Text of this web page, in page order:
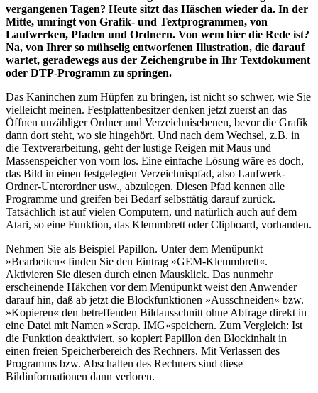
vergangenen Tagen? Heute sitzt das Häschen wieder da. In der
Mitte, umringt von Grafik- und Textprogrammen, von
Laufwerken, Pfaden und Ordnern. Von wem hier die Rede ist?
Na, von Ihrer so mühselig entworfenen Illustration, die darauf
wartet, geradewegs aus der Zeichengrube in Ihr Textdokument
oder DTP-Programm zu springen.
Das Kaninchen zum Hüpfen zu bringen, ist nicht so schwer, wie Sie
vielleicht meinen. Festplattenbesitzer denken jetzt zuerst an das
Öffnen unzähliger Ordner und Verzeichnisebenen, bevor die Grafik
dann dort steht, wo sie hingehört. Und nach dem Wechsel, z.B. in
die Textverarbeitung, geht der lustige Reigen mit Maus und
Massenspeicher von vorn los. Eine einfache Lösung wäre es doch,
das Bild in einen festgelegten Verzeichnispfad, also Laufwerk-
Ordner-Unterordner usw., abzulegen. Diesen Pfad kennen alle
Programme und greifen bei Bedarf selbsttätig darauf zurück.
Tatsächlich ist auf vielen Computern, und natürlich auch auf dem
Atari, so eine Funktion, das Klemmbrett oder Clipboard, vorhanden.
Nehmen Sie als Beispiel Papillon. Unter dem Menüpunkt
»Bearbeiten« finden Sie den Eintrag »GEM-Klemmbrett«.
Aktivieren Sie diesen durch einen Mausklick. Das nunmehr
erscheinende Häkchen vor dem Menüpunkt weist den Anwender
darauf hin, daß ab jetzt die Blockfunktionen »Ausschneiden« bzw.
»Kopieren« den betreffenden Bildausschnitt ohne Abfrage direkt in
eine Datei mit Namen »Scrap. IMG«speichern. Zum Vergleich: Ist
die Funktion deaktiviert, so kopiert Papillon den Blockinhalt in
einen freien Speicherbereich des Rechners. Mit Verlassen des
Programms bzw. Abschalten des Rechners sind diese
Bildinformationen dann verloren.